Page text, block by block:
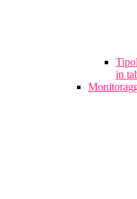
in